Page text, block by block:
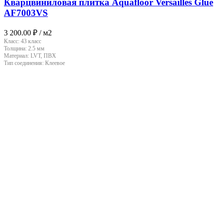
AF7003VS
3 200.00 ₽ / м2
Класс: 43 класс
Толщина: 2.5 мм
Материал: LVT, ПВХ
Тип соединения: Клеевое